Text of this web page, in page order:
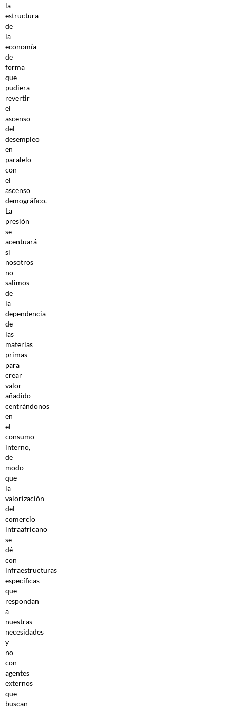
la
estructura
de
la
economía
de
forma
que
pudiera
revertir
el
ascenso
del
desempleo
en
paralelo
con
el
ascenso
demográfico.
La
presión
se
acentuará
si
nosotros
no
salimos
de
la
dependencia
de
las
materias
primas
para
crear
valor
añadido
centrándonos
en
el
consumo
interno,
de
modo
que
la
valorización
del
comercio
intraafricano
se
dé
con
infraestructuras
específicas
que
respondan
a
nuestras
necesidades
y
no
con
agentes
externos
que
buscan